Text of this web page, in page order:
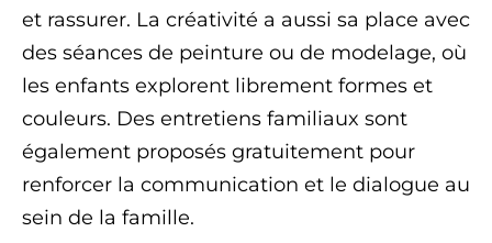
et rassurer. La créativité a aussi sa place avec
des séances de peinture ou de modelage, où
les enfants explorent librement formes et
couleurs. Des entretiens familiaux sont
également proposés gratuitement pour
renforcer la communication et le dialogue au
sein de la famille.